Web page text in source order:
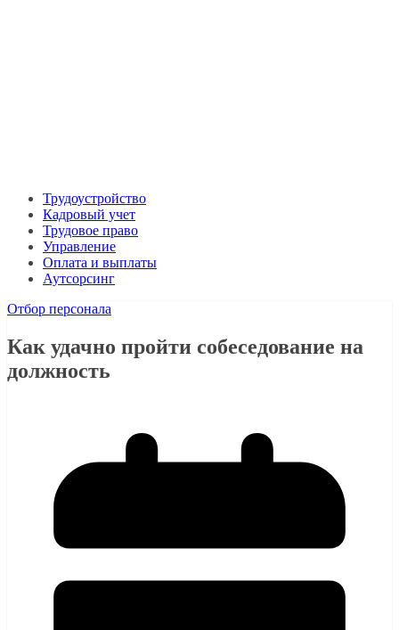
Трудоустройство
Кадровый учет
Трудовое право
Управление
Оплата и выплаты
Аутсорсинг
Отбор персонала
Как удачно пройти собеседование на
должность